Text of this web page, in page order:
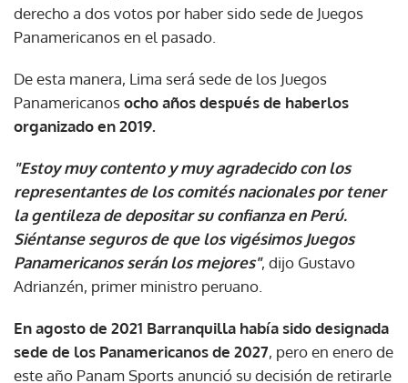
derecho a dos votos por haber sido sede de Juegos
Panamericanos en el pasado.
De esta manera, Lima será sede de los Juegos
Panamericanosocho años después de haberlos
organizado en 2019.
"Estoy muy contento y muy agradecido con los
representantes de los comités nacionales por tener
la gentileza de depositar su confianza en Perú.
Siéntanse seguros de que los vigésimos Juegos
Panamericanos serán los mejores", dijo Gustavo
Adrianzén, primer ministro peruano.
En agosto de 2021 Barranquilla había sido designada
sede de los Panamericanos de 2027, pero en enero de
este año Panam Sports anunció su decisión de retirarle